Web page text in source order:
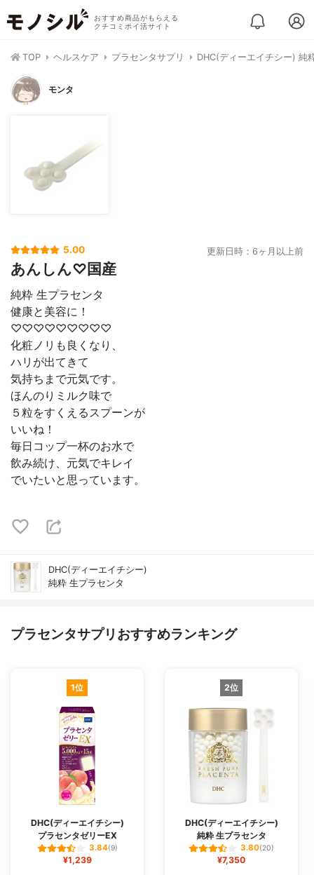
おすすめ商品がもらえる
クチコミポイ活サイト
TOP ヘルスケア プラセンタサプリ DHC(ディーエイチシー) 純
モンタ
5.00 更新日時：6ヶ月以上前
あんしん♡国産
純粋 生プラセンタ
健康と美容に！
♡♡♡♡♡♡♡♡♡
化粧ノリも良くなり、
ハリが出てきて
気持ちまで元気です。
ほんのりミルク味で
５粒をすくえるスプーンが
いいね！
毎日コップ一杯のお水で
飲み続け、元気でキレイ
でいたいと思っています。
DHC(ディーエイチシー)
純粋 生プラセンタ
プラセンタサプリおすすめランキング
1位
DHC(ディーエイチシー)
プラセンタゼリーEX
3.84(9)
¥1,239
2位
DHC(ディーエイチシー)
純粋 生プラセンタ
3.80(20)
¥7,350